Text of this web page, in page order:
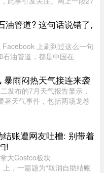
转弯，前端左侧是一个隧道
附近时 ...
油管道? 这句话说错了,
上刷到过这么一句
油管道，都是中国在
"。那它到底是不是真的？
甚至可以说 ...
暴雨闷热天气接连来袭
发布的7月天气报告显示，
著天气事件，包括两场龙卷
地区的Ha ...
账遭网友吐槽: 别带着
!
大Costco板块
上，一篇题为“取消自助结账